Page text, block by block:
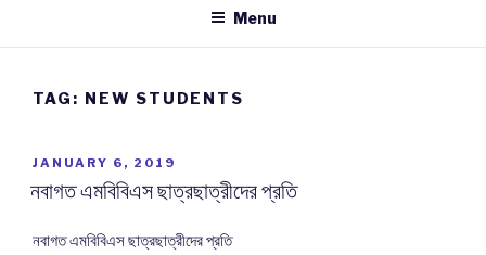
Menu
TAG: NEW STUDENTS
POSTED
ON
JANUARY 6, 2019
নবাগত এমবিবিএস ছাত্রছাত্রীদের প্রতি
নবাগত এমবিবিএস ছাত্রছাত্রীদের প্রতি